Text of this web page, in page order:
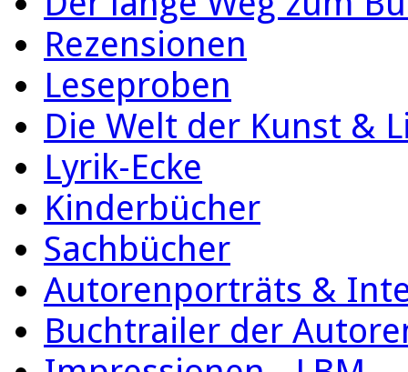
Rezensionen
Leseproben
Die Welt der Kunst &
Lyrik-Ecke
Kinderbücher
Sachbücher
Autorenporträts &
Buchtrailer der